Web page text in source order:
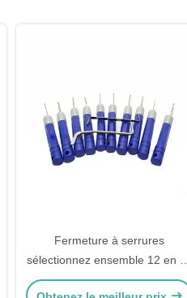
Fermeture à serrures
sélectionnez ensemble 12 en un
ensemble de sélectionnement